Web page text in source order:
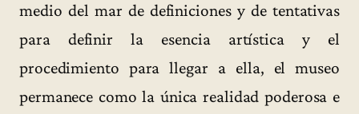
medio del mar de definiciones y de tentativas
para definir la esencia artística y el
procedimiento para llegar a ella, el museo
permanece como la única realidad poderosa e